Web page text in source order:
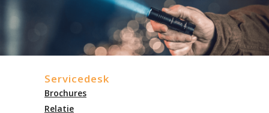
Servicedesk
Brochures
Relatie